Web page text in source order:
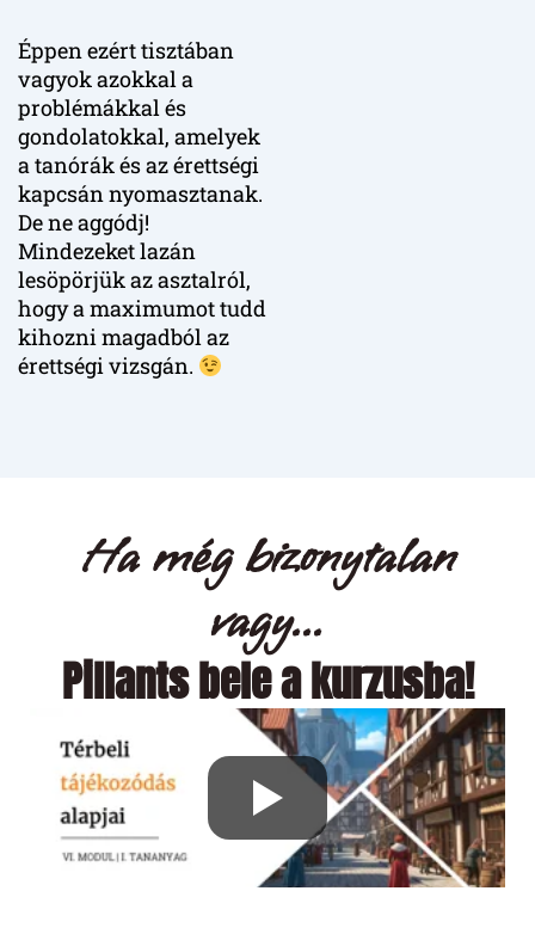
Éppen ezért tisztában
vagyok azokkal a
problémákkal és
gondolatokkal, amelyek
a tanórák és az érettségi
kapcsán nyomasztanak.
De ne aggódj!
Mindezeket lazán
lesöpörjük az asztalról,
hogy a maximumot tudd
kihozni magadból az
érettségi vizsgán.
Ha még bizonytalan
vagy...
Pillants bele a kurzusba!